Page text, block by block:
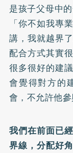
是孩子父母中
「你不如我專
講，我就越界
配合方式其實
很多很好的建
會覺得對方的
會，不允許他參
我們在前面已
界線，分配好